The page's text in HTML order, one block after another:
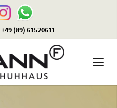
+49 (89) 61520611